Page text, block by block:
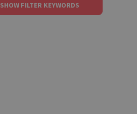
SHOW FILTER KEYWORDS